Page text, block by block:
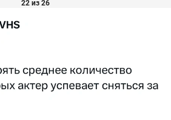
22 из 26